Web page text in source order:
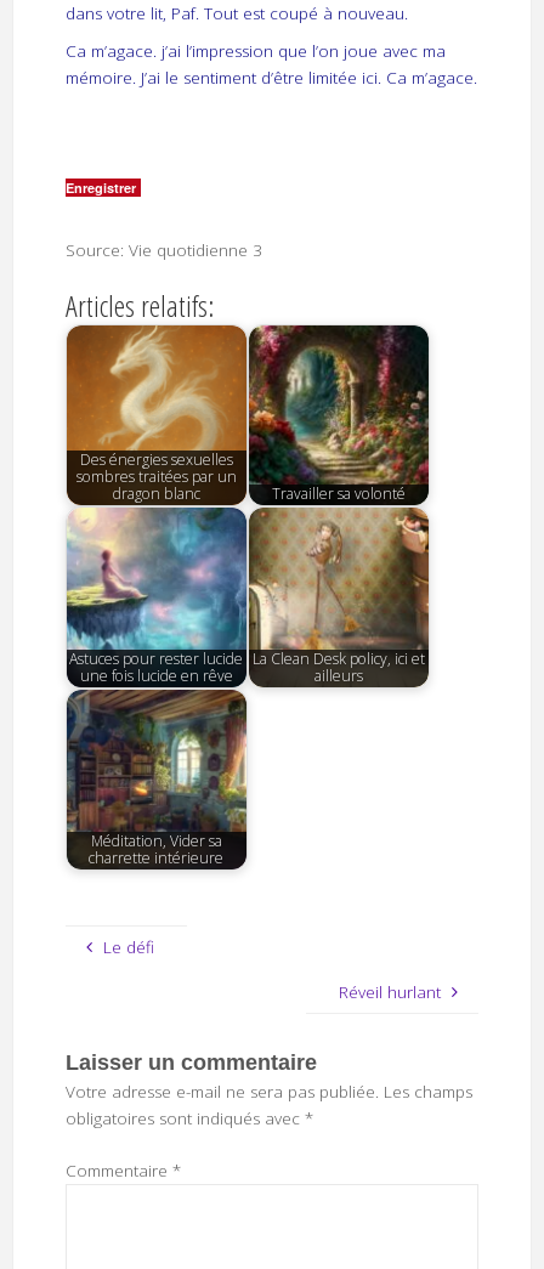
dans votre lit, Paf. Tout est coupé à nouveau.
Ca m’agace. j’ai l’impression que l’on joue avec ma
mémoire. J’ai le sentiment d’être limitée ici. Ca m’agace.
Enregistrer
Source: Vie quotidienne 3
Articles relatifs:
Des énergies sexuelles
sombres traitées par un
dragon blanc
Travailler sa volonté
Astuces pour rester lucide
une fois lucide en rêve
La Clean Desk policy, ici et
ailleurs
Méditation, Vider sa
charrette intérieure
Le défi
Réveil hurlant
Laisser un commentaire
Votre adresse e-mail ne sera pas publiée. Les champs
obligatoires sont indiqués avec *
Commentaire *